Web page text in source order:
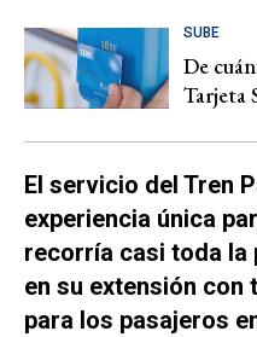
SUBE
De
Tarjeta
El servicio del Tren
experiencia única
recorría casi toda la
en su extensión
para los pasajeros